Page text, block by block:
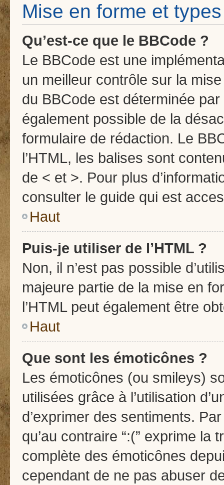
Mise en forme et
Qu’est-ce que le BBCode ?
Le BBCode est une
un meilleur contrôle sur la
du BBCode est déterminée
également possible de la
formulaire de rédaction. Le
l’HTML, les balises sont
de < et >. Pour plus
consulter le guide qui est
Haut
Puis-je utiliser de l’HTML ?
Non, il n’est pas possible
majeure partie de la mise en
l’HTML peut également être
Haut
Que sont les émoticônes ?
Les émoticônes (ou smileys)
utilisées grâce à l’utilisation
d’exprimer des sentiments.
qu’au contraire “:(” exprime
complète des émoticônes
cependant de ne pas abuser